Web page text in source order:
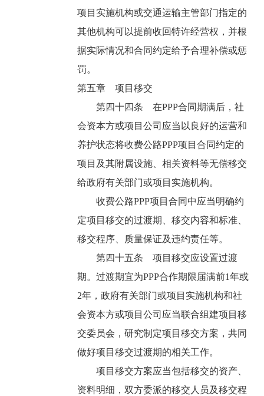
项目实施机构或交通运输主管部门指定的
其他机构可以提前收回特许经营权，并根
据实际情况和合同约定给予合理补偿或惩
罚。
第五章 项目移交
第四十四条 在PPP合同期满后，社
会资本方或项目公司应当以良好的运营和
养护状态将收费公路PPP项目合同约定的
项目及其附属设施、相关资料等无偿移交
给政府有关部门或项目实施机构。
收费公路PPP项目合同中应当明确约
定项目移交的过渡期、移交内容和标准、
移交程序、质量保证及违约责任等。
第四十五条 项目移交应设置过渡
期。过渡期宜为PPP合作期限届满前1年或
2年，政府有关部门或项目实施机构和社
会资本方或项目公司应当联合组建项目移
交委员会，研究制定项目移交方案，共同
做好项目移交过渡期的相关工作。
项目移交方案应当包括移交的资产、
资料明细，双方委派的移交人员及移交程